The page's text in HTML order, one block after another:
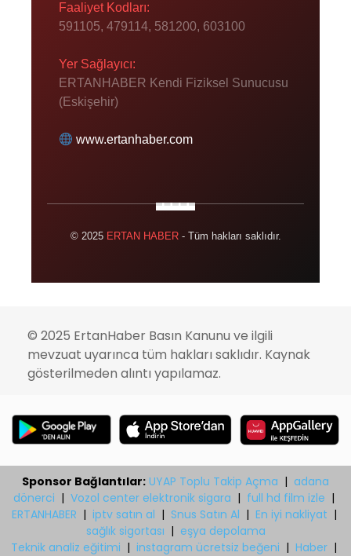
Faaliyet Kodları:
591105, 479114, 581200, 603100
Yer Sağlayıcı:
ERTANHABER Kendi Fiziksel Sunucusu
(Eskişehir)
www.ertanhaber.com
© 2025 ERTAN HABER- Tüm hakları saklıdır.
© 2025 ErtanHaber Basın Kanunu ve ilgili
mevzuat uyarınca tüm hakları saklıdır. Kaynak
gösterilmeden alıntı yapılamaz.
Sponsor Bağlantılar: UYAP Toplu Takip Açma | adana
dönerci | Vozol center elektronik sigara | full hd film izle |
ERTANHABER | iptv satın al | Snus Satın Al | En iyi nakliyat |
sağlık sigortası | eşya depolama
Teknik analiz eğitimi | instagram ücretsiz beğeni | Haber |